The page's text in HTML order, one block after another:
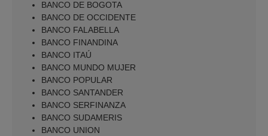
BANCO DE BOGOTA
BANCO DE OCCIDENTE
BANCO FALABELLA
BANCO FINANDINA
BANCO ITAÚ
BANCO MUNDO MUJER
BANCO POPULAR
BANCO SANTANDER
BANCO SERFINANZA
BANCO SUDAMERIS
BANCO UNION